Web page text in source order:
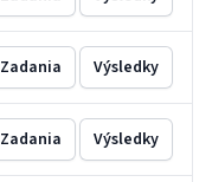
Zadania Výsledky
Zadania Výsledky